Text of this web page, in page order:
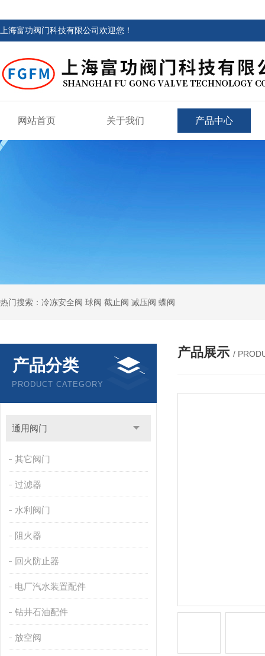
上海富功阀门科技有限公司欢迎您！
网站首页 关于我们 产品中心
热门搜索：冷冻安全阀 球阀 截止阀 减压阀 蝶阀
产品分类
PRODUCT CATEGORY
通用阀门
其它阀门
过滤器
水利阀门
阻火器
回火防止器
电厂汽水装置配件
钻井石油配件
放空阀
产品展示 /